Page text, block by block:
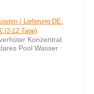
/ Lieferung DE:
(2-12 Tage)
Konzentrat
Pool Wasser